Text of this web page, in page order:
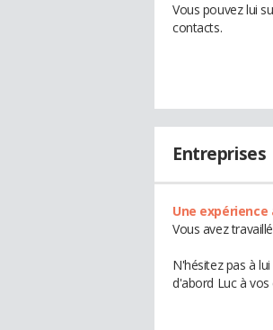
Vous pouvez lui
contacts.
Entreprises
Une expérience
Vous avez
N'hésitez pas à
d'abord Luc à vos